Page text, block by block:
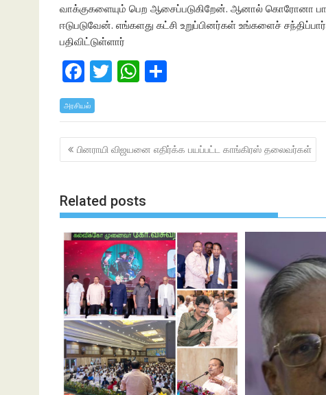
வாக்குகளையும் பெற ஆசைப்படுகிறேன். ஆனால் கொரோனா
ஈடுபடுவேன். எங்களது கட்சி உறுப்பினர்கள் உங்களைச்
பதிவிட்டுள்ளார்
F
ac
e
b
o
k
T
itt
er
W
at
s
A
p
ar
e
அரசியல்
Post
navigation
பினராயி விஜயனை எதிர்க்க பயப்பட்ட காங்கிரஸ் தலைவர்கள்
Related posts